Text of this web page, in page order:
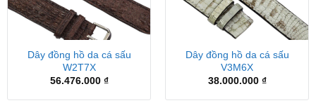
Dây đồng hồ da cá sấu
W2T7X
56.476.000 ₫
Dây đồng hồ da cá sấu
V3M6X
38.000.000 ₫